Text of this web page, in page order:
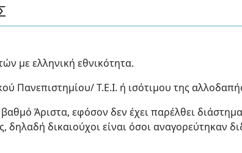
με ελληνική εθνικότητα.
Πανεπιστημίου/ Τ.Ε.Ι. ή ισότιμου της
Άριστα, εφόσον δεν έχει παρέλθει
δικαιούχοι είναι όσοι αναγορεύτηκαν